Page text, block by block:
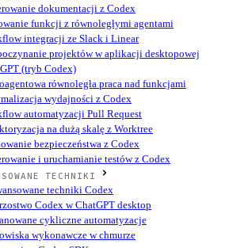
dokumentacji z Codex
funkcji z równoległymi agentami
integracji ze Slack i Linear
projektów w aplikacji desktopowej
(tryb Codex)
równoległa praca nad funkcjami
wydajności z Codex
automatyzacji Pull Request
na dużą skalę z Worktree
bezpieczeństwa z Codex
i uruchamianie testów z Codex
TECHNIKI
techniki Codex
Codex w ChatGPT desktop
cykliczne automatyzacje
wykonawcze w chmurze